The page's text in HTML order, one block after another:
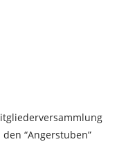
“Angerstuben”